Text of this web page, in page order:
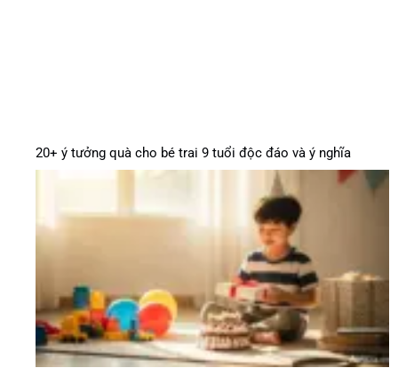
20+ ý tưởng quà cho bé trai 9 tuổi độc đáo và ý nghĩa